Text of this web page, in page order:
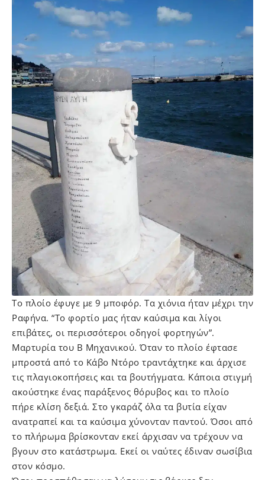
Το πλοίο έφυγε με 9 μποφόρ. Τα χιόνια ήταν μέχρι την
Ραφήνα. “Το φορτίο μας ήταν καύσιμα και λίγοι
επιβάτες, οι περισσότεροι οδηγοί φορτηγών”.
Μαρτυρία του Β Μηχανικού. Όταν το πλοίο έφτασε
μπροστά από το Κάβο Ντόρο τραντάχτηκε και άρχισε
τις πλαγιοκοπήσεις και τα βουτήγματα. Κάποια στιγμή
ακούστηκε ένας παράξενος θόρυβος και το πλοίο
πήρε κλίση δεξιά. Στο γκαράζ όλα τα βυτία είχαν
ανατραπεί και τα καύσιμα χύνονταν παντού. Όσοι από
το πλήρωμα βρίσκονταν εκεί άρχισαν να τρέχουν να
βγουν στο κατάστρωμα. Εκεί οι ναύτες έδιναν σωσίβια
στον κόσμο.